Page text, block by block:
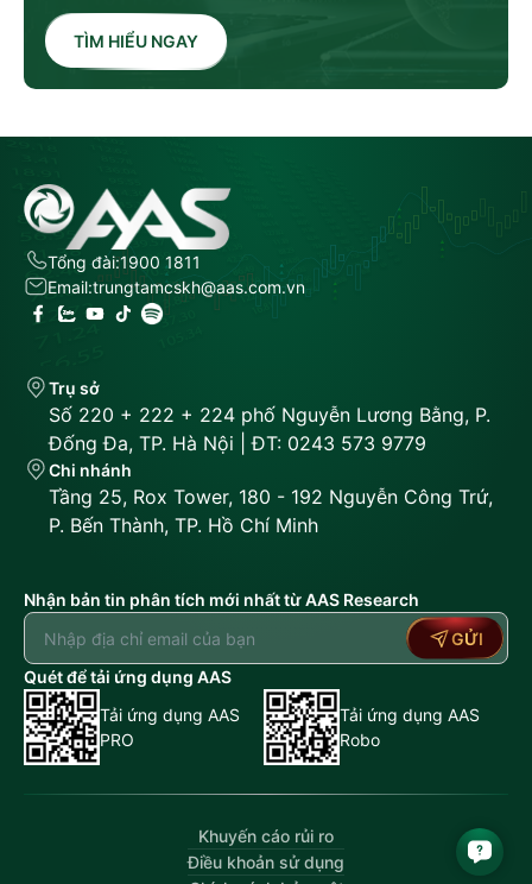
TÌM HIỂU NGAY
Tổng đài:1900 1811
Email:trungtamcskh@aas.com.vn
Trụ sở
Số 220 + 222 + 224 phố Nguyễn Lương Bằng, P.
Đống Đa, TP. Hà Nội | ĐT: 0243 573 9779
Chi nhánh
Tầng 25, Rox Tower, 180 - 192 Nguyễn Công Trứ,
P. Bến Thành, TP. Hồ Chí Minh
Nhận bản tin phân tích mới nhất từ AAS Research
GỬI
Quét để tải ứng dụng AAS
Tải ứng dụng AAS
PRO
Tải ứng dụng AAS
Robo
Khuyến cáo rủi ro
Điều khoản sử dụng